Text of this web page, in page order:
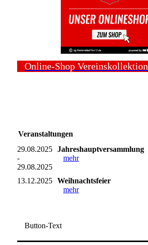
Online-Shop Vereinskollektion
Veranstaltungen
29.08.2025
-
29.08.2025
Jahreshauptversammlung
mehr
13.12.2025 Weihnachtsfeier
mehr
Button-Text